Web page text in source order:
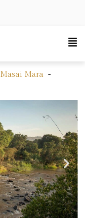
Masai Mara